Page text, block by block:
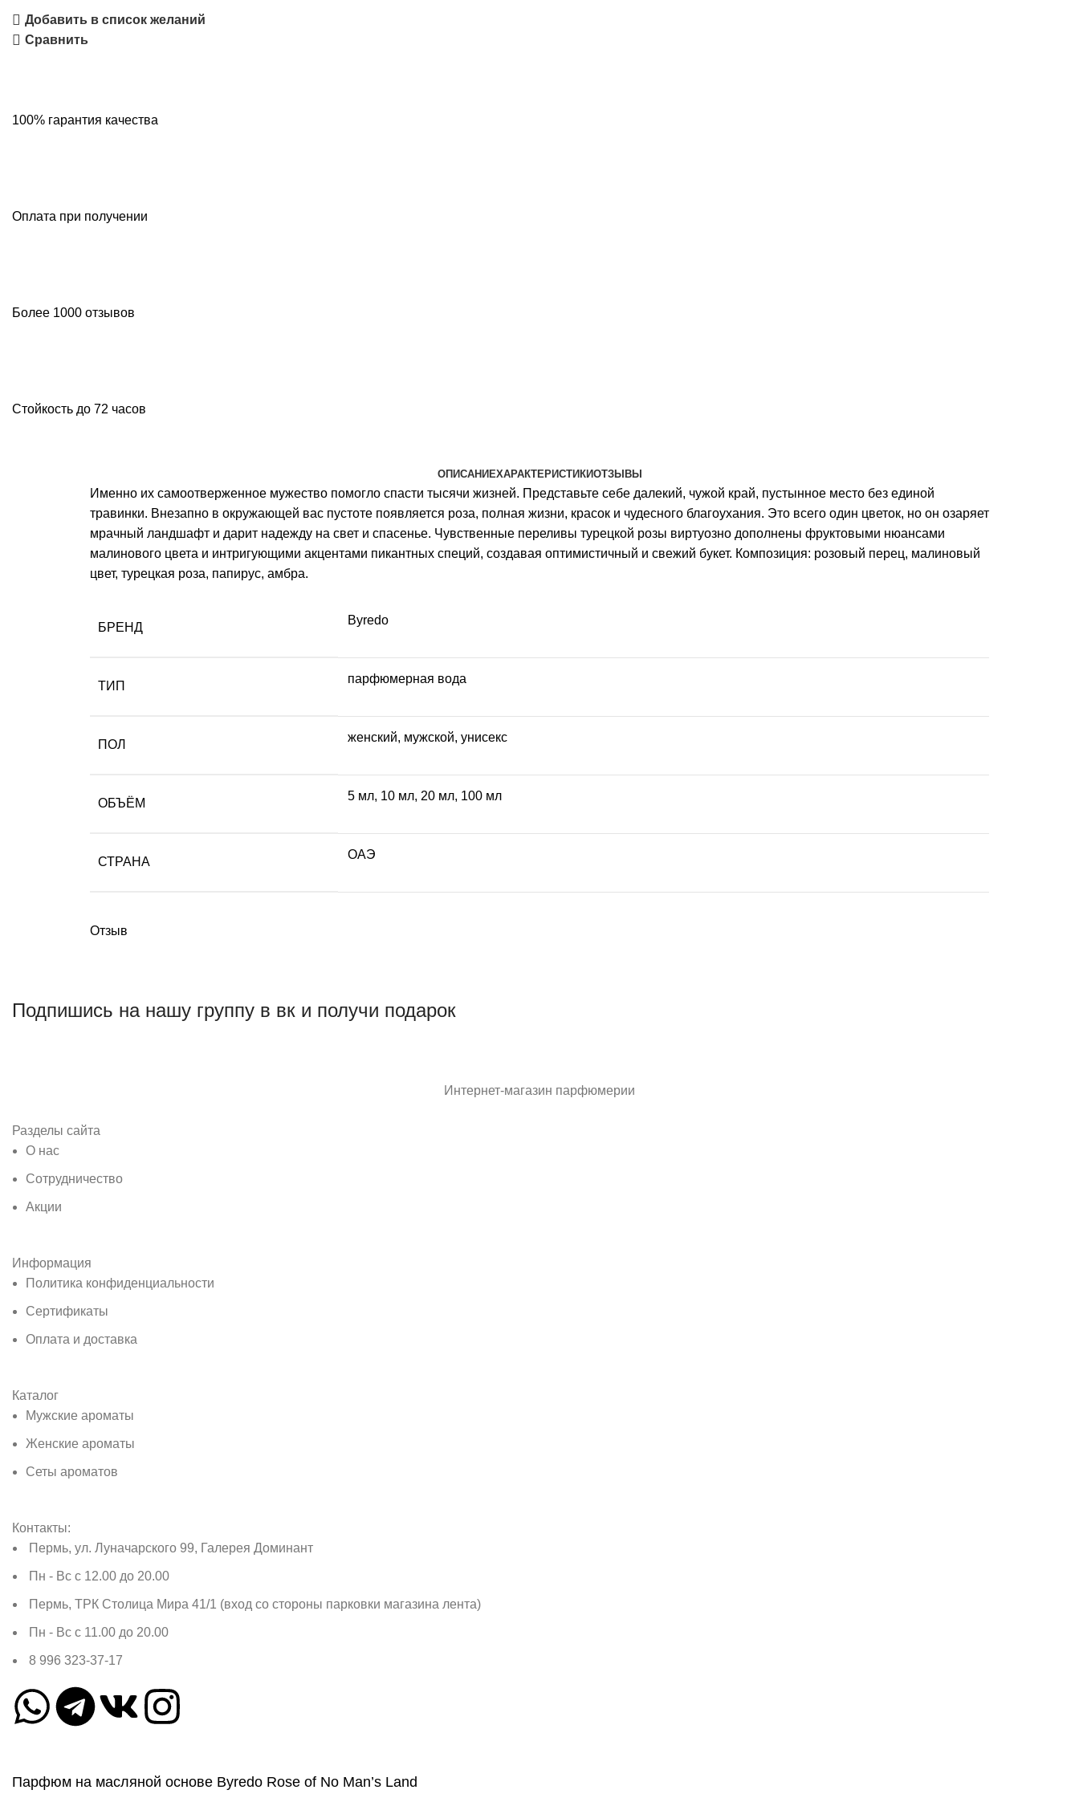
Добавить в список желаний
Сравнить
100% гарантия качества
Оплата при получении
Более 1000 отзывов
Стойкость до 72 часов
ОПИСАНИЕХАРАКТЕРИСТИКИОТЗЫВЫ
Именно их самоотверженное мужество помогло спасти тысячи жизней. Представьте себе далекий, чужой край, пустынное место без единой
травинки. Внезапно в окружающей вас пустоте появляется роза, полная жизни, красок и чудесного благоухания. Это всего один цветок, но он озаряет
мрачный ландшафт и дарит надежду на свет и спасенье. Чувственные переливы турецкой розы виртуозно дополнены фруктовыми нюансами
малинового цвета и интригующими акцентами пикантных специй, создавая оптимистичный и свежий букет. Композиция: розовый перец, малиновый
цвет, турецкая роза, папирус, амбра.
БРЕНД
Byredo
ТИП
парфюмерная вода
ПОЛ
женский, мужской, унисекс
ОБЪЁМ
5 мл, 10 мл, 20 мл, 100 мл
СТРАНА
ОАЭ
Отзыв
Подпишись на нашу группу в вк и получи подарок
Интернет-магазин парфюмерии
Разделы сайта
О нас
Сотрудничество
Акции
Информация
Политика конфиденциальности
Сертификаты
Оплата и доставка
Каталог
Мужские ароматы
Женские ароматы
Сеты ароматов
Контакты:
Пермь, ул. Луначарского 99, Галерея Доминант
Пн - Вс с 12.00 до 20.00
Пермь, ТРК Столица Мира 41/1 (вход со стороны парковки магазина лента)
Пн - Вс с 11.00 до 20.00
8 996 323-37-17
Парфюм на масляной основе Byredo Rose of No Man’s Land